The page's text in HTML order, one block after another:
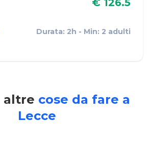
€ 126.5
Durata: 2h - Min: 2 adulti
altre cose da fare a
Lecce